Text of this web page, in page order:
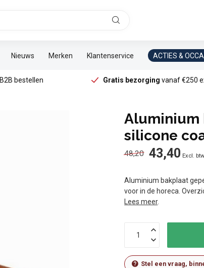
Nieuws Merken Klantenservice ACTIES &
B2B bestellen Gratis bezorging vanaf €250
Aluminium
silicone
48,20 43,40 Excl. btw
Aluminium bakplaat
voor in de horeca.
Lees meer.
Stel een vraag,